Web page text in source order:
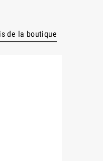
de la boutique